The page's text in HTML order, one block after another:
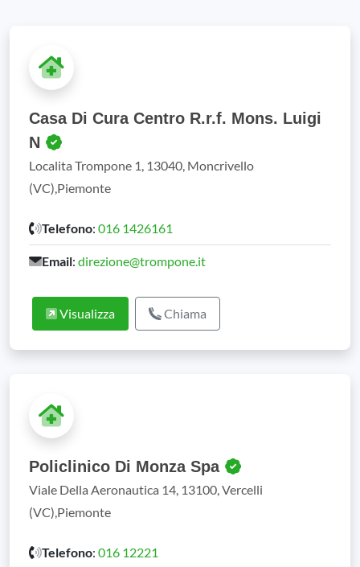
Casa Di Cura Centro R.r.f. Mons. Luigi
N
Localita Trompone 1, 13040, Moncrivello
(VC),Piemonte
Telefono: 016 1426161
Email: direzione@trompone.it
Visualizza Chiama
Policlinico Di Monza Spa
Viale Della Aeronautica 14, 13100, Vercelli
(VC),Piemonte
Telefono: 016 12221